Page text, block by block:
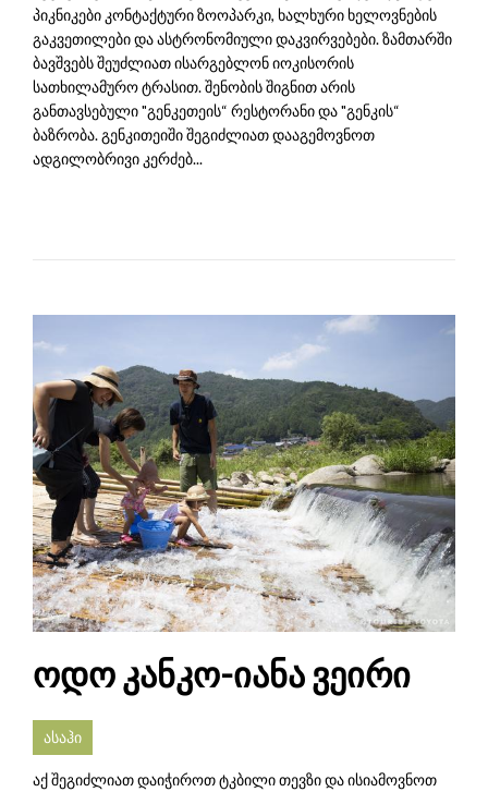
პიკნიკები კონტაქტური ზოოპარკი, ხალხური ხელოვნების
გაკვეთილები და ასტრონომიული დაკვირვებები. ზამთარში
ბავშვებს შეუძლიათ ისარგებლონ იოკისორის
სათხილამურო ტრასით. შენობის შიგნით არის
განთავსებული "გენკეთეის“ რესტორანი და "გენკის“
ბაზრობა. გენკითეიში შეგიძლიათ დააგემოვნოთ
ადგილობრივი კერძებ...
ოდო კანკო-იანა ვეირი
ასაჰი
აქ შეგიძლიათ დაიჭიროთ ტკბილი თევზი და ისიამოვნოთ